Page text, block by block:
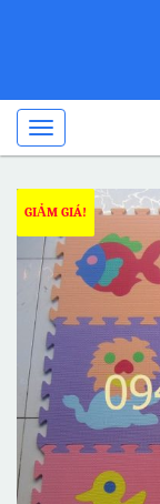
GIẢM GIÁ!